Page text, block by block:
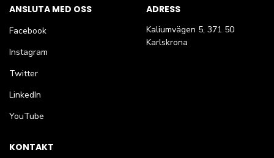
ANSLUTA MED OSS
Facebook
Instagram
Twitter
LinkedIn
YouTube
ADRESS
Kaliumvägen 5, 371 50
Karlskrona
KONTAKT